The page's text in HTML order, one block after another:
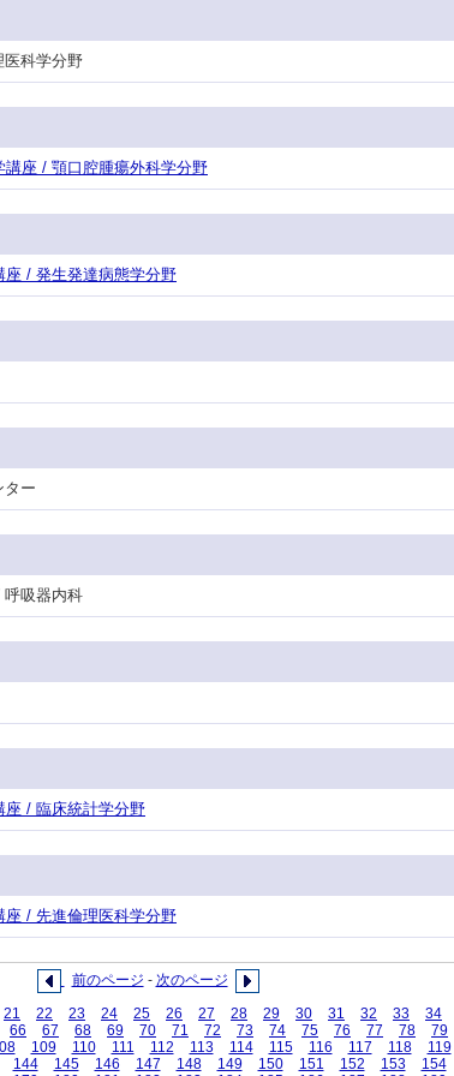
科学分野
座 / 顎口腔腫瘍外科学分野
/ 発生発達病態学分野
ター
吸器内科
座 / 臨床統計学分野
/ 先進倫理医科学分野
前のページ - 次のページ
21 22 23 24 25 26 27 28 29 30 31 32 33 34
66 67 68 69 70 71 72 73 74 75 76 77 78 79
109 110 111 112 113 114 115 116 117 118 119
144 145 146 147 148 149 150 151 152 153 154